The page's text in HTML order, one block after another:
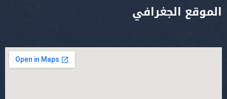
الموقع الجغرافي